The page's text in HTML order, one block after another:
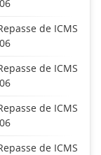
de ICMS
de ICMS
de ICMS
de ICMS